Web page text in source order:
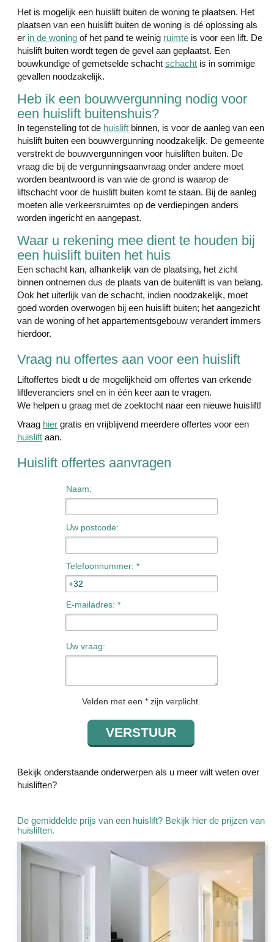
Het is mogelijk een huislift buiten de woning te plaatsen. Het
plaatsen van een huislift buiten de woning is dé oplossing als
er in de woning of het pand te weinig ruimte is voor een lift. De
huislift buiten wordt tegen de gevel aan geplaatst. Een
bouwkundige of gemetselde schacht schacht is in sommige
gevallen noodzakelijk.
Heb ik een bouwvergunning nodig voor
een huislift buitenshuis?
In tegenstelling tot de huislift binnen, is voor de aanleg van een
huislift buiten een bouwvergunning noodzakelijk. De gemeente
verstrekt de bouwvergunningen voor huisliften buiten. De
vraag die bij de vergunningsaanvraag onder andere moet
worden beantwoord is van wie de grond is waarop de
liftschacht voor de huislift buiten komt te staan. Bij de aanleg
moeten alle verkeersruimtes op de verdiepingen anders
worden ingericht en aangepast.
Waar u rekening mee dient te houden bij
een huislift buiten het huis
Een schacht kan, afhankelijk van de plaatsing, het zicht
binnen ontnemen dus de plaats van de buitenlift is van belang.
Ook het uiterlijk van de schacht, indien noodzakelijk, moet
goed worden overwogen bij een huislift buiten; het aangezicht
van de woning of het appartementsgebouw verandert immers
hierdoor.
Vraag nu offertes aan voor een huislift
Liftoffertes biedt u de mogelijkheid om offertes van erkende
liftleveranciers snel en in één keer aan te vragen.
We helpen u graag met de zoektocht naar een nieuwe huislift!
Vraag hier gratis en vrijblijvend meerdere offertes voor een
huislift aan.
Huislift offertes aanvragen
Naam:
Uw postcode:
Telefoonnummer: *
E-mailadres: *
Uw vraag:
Velden met een * zijn verplicht.
Bekijk onderstaande onderwerpen als u meer wilt weten over
huisliften?
De gemiddelde prijs van een huislift? Bekijk hier de prijzen van
huisliften.